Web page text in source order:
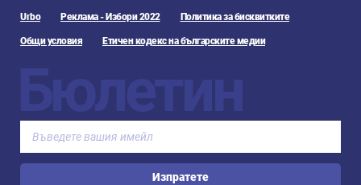
Urbo Реклама - Избори 2022 Политика за бисквитките
Общи условия Етичен кодекс на българските медии
Бюлетин
Изпратете